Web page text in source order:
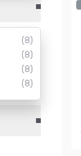
(8)
(8)
(8)
(8)